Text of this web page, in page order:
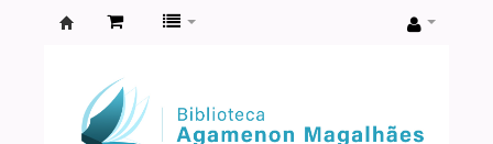
Agamenon
Magalhães